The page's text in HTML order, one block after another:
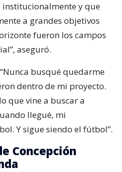
institucionalmente y que
a grandes objetivos
fueron los campos
aseguró.
busqué quedarme
dentro de mi proyecto.
que vine a buscar a
llegué, mi
Y sigue siendo el fútbol”.
Concepción